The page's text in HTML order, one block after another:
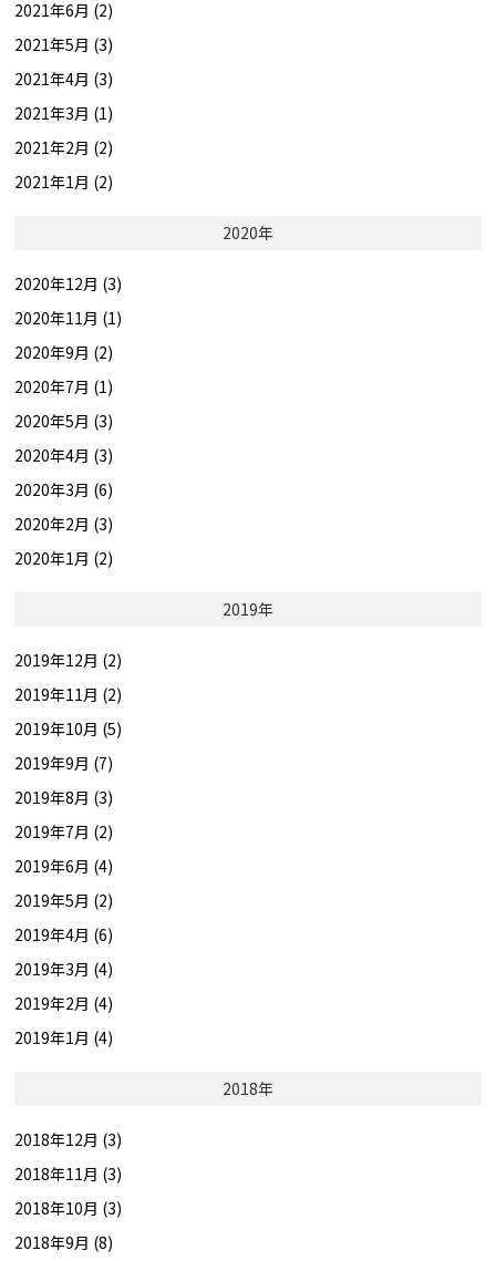
2021年6月 (2)
2021年5月 (3)
2021年4月 (3)
2021年3月 (1)
2021年2月 (2)
2021年1月 (2)
2020年
2020年12月 (3)
2020年11月 (1)
2020年9月 (2)
2020年7月 (1)
2020年5月 (3)
2020年4月 (3)
2020年3月 (6)
2020年2月 (3)
2020年1月 (2)
2019年
2019年12月 (2)
2019年11月 (2)
2019年10月 (5)
2019年9月 (7)
2019年8月 (3)
2019年7月 (2)
2019年6月 (4)
2019年5月 (2)
2019年4月 (6)
2019年3月 (4)
2019年2月 (4)
2019年1月 (4)
2018年
2018年12月 (3)
2018年11月 (3)
2018年10月 (3)
2018年9月 (8)